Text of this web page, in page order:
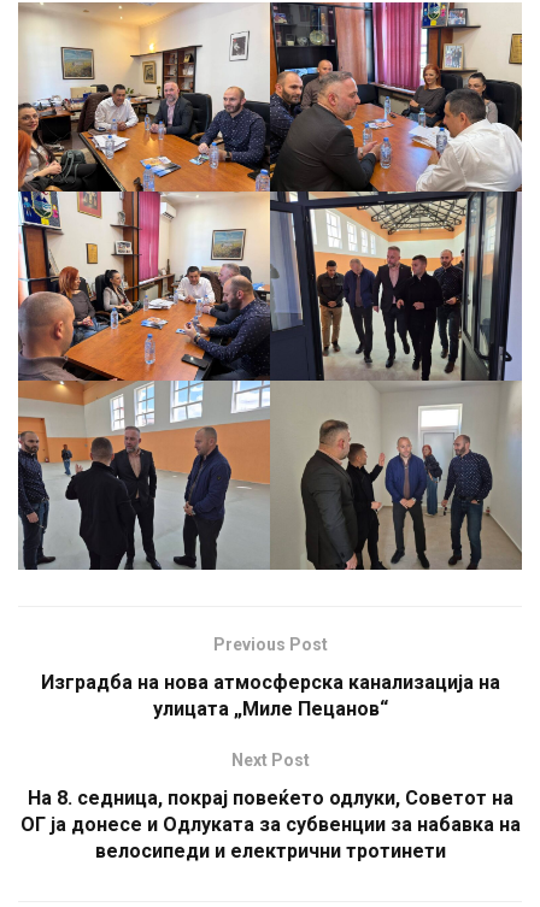
Previous Post
Изградба на нова атмосферска канализација на
улицата „Миле Пецанов“
Next Post
На 8. седница, покрај повеќето одлуки, Советот на
ОГ ја донесе и Одлуката за субвенции за набавка на
велосипеди и електрични тротинети